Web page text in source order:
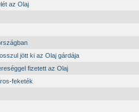
az Olaj
jött ki az Olaj gárdája
fizetett az Olaj
feketék